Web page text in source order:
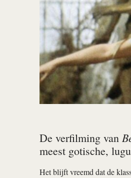
De verfilming van
meest gotische,
Het blijft vreemd dat de